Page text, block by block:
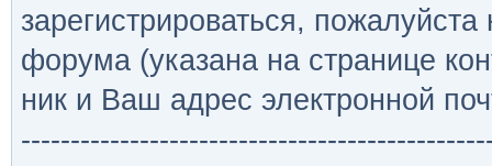
зарегистрироваться,
форума (указана на странице
ник и Ваш адрес электронной